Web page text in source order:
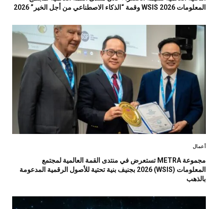
المعلومات WSIS 2026 وقمة “الذكاء الاصطناعي من أجل الخير” 2026
أعمال
مجموعة METRA تستعرض في منتدى القمة العالمية لمجتمع
المعلومات (WSIS) 2026 بجنيف بنية تحتية للأصول الرقمية المدعومة
بالذهب